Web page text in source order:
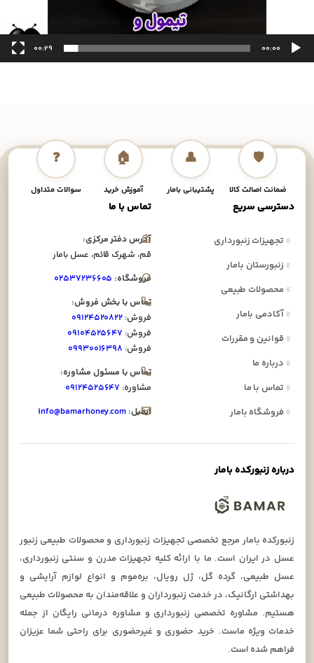
00:00
00:29
🛡️
ضمانت اصالت کالا
👤
پشتیبانی بامار
🏠
آموزش خرید
❓
سوالات متداول
دسترسی سریع
»تجهیزات زنبورداری
»زنبورستان بامار
»محصولات طبیعی
»آکادمی بامار
»قوانین و مقررات
»درباره ما
»تماس با ما
»فروشگاه بامار
تماس با ما
آدرس دفتر مرکزی:
قم، شهرک قائم، عسل بامار
فروشگاه: ۰۲۵۳۷۲۳۶۶۰۵
تماس با بخش فروش:
فروش: ۰۹۱۲۴۵۲۰۸۲۲
فروش: ۰۹۱۰۴۵۲۵۶۴۷
فروش: ۰۹۹۳۰۰۱۶۳۹۸
تماس با مسئول مشاوره:
مشاوره: ۰۹۱۲۴۵۲۵۶۴۷
ایمیل: info@bamarhoney.com
درباره زنبورکده بامار
زنبورکده بامار مرجع تخصصی تجهیزات زنبورداری و محصولات طبیعی زنبور
عسل در ایران است. ما با ارائه کلیه تجهیزات مدرن و سنتی زنبورداری،
عسل طبیعی، گرده گل، ژل رویال، بره‌موم و انواع لوازم آرایشی و
بهداشتی ارگانیک، در خدمت زنبورداران و علاقه‌مندان به محصولات طبیعی
هستیم. مشاوره تخصصی زنبورداری و مشاوره درمانی رایگان از جمله
خدمات ویژه ماست. خرید حضوری و غیرحضوری برای راحتی شما عزیزان
فراهم شده است.